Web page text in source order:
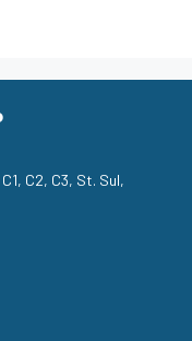
C2, C3, St. Sul,